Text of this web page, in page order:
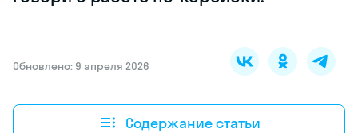
Обновлено: 9 апреля 2026
Содержание статьи